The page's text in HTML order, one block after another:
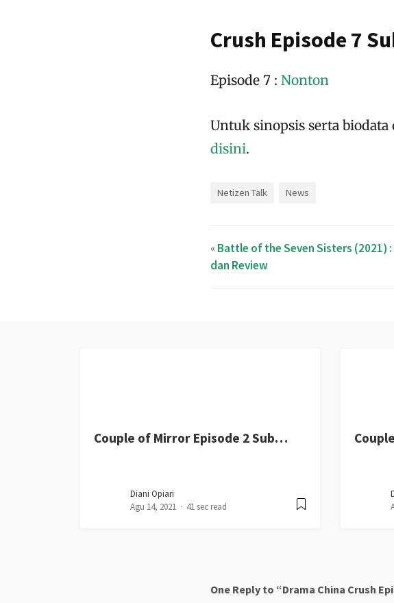
Crush Episode 7
Episode 7 : Nonton
Untuk sinopsis serta
disini.
Netizen Talk News
«Battle of the Seven Sisters (2021)
dan Review
Couple of Mirror Episode 2 Sub…
Diani Opiari
Agu 14, 2021
41 sec read
One Reply to “Drama China Crush